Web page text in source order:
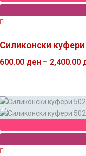
Силиконски куфери
600.00 ден – 2,400.00